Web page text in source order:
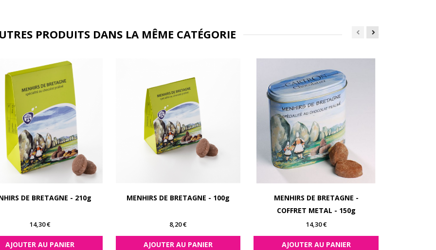
PRODUITS DANS LA MÊME CATÉGORIE
DE BRETAGNE - 210g
Prix
14,30 €
AJOUTER AU PANIER
MENHIRS DE BRETAGNE - 100g
Prix
8,20 €
AJOUTER AU PANIER
MENHIRS DE BRETAGNE -
COFFRET METAL - 150g
Prix
14,30 €
AJOUTER AU PANIER